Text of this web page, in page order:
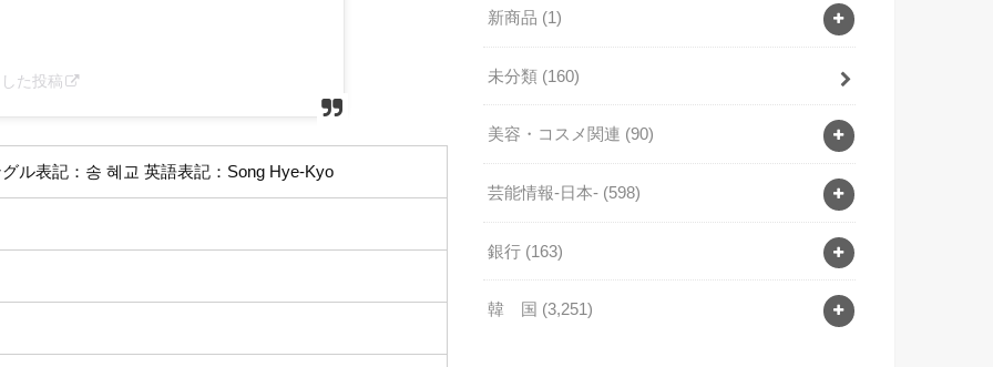
た投稿
ル表記：송 혜교 英語表記：Song Hye-Kyo
新商品 (1)
未分類 (160)
美容・コスメ関連 (90)
芸能情報-日本- (598)
銀行 (163)
韓 国 (3,251)